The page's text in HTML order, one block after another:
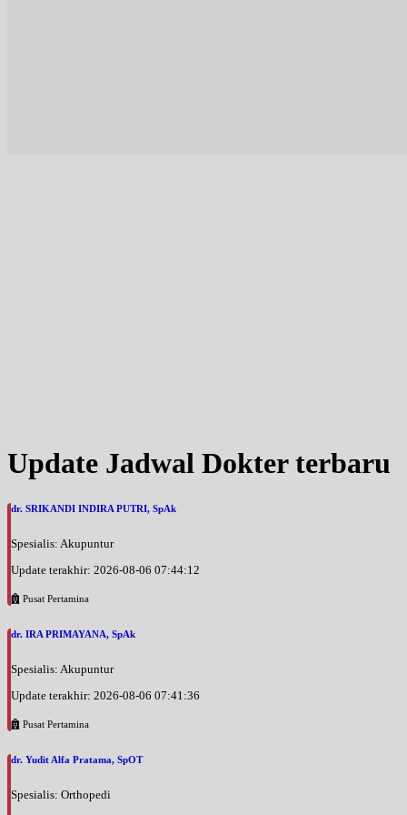
Update Jadwal Dokter terbaru
dr. SRIKANDI INDIRA PUTRI, SpAk
Spesialis: Akupuntur
Update terakhir: 2026-08-06 07:44:12
Pusat Pertamina
dr. IRA PRIMAYANA, SpAk
Spesialis: Akupuntur
Update terakhir: 2026-08-06 07:41:36
Pusat Pertamina
dr. Yudit Alfa Pratama, SpOT
Spesialis: Orthopedi